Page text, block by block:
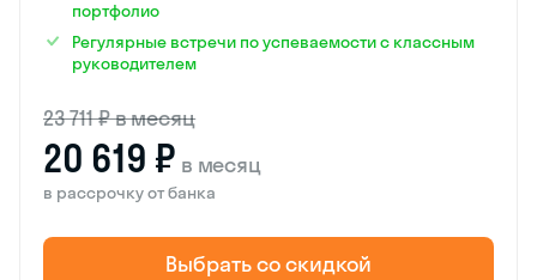
портфолио
Регулярные встречи по успеваемости с классным
руководителем
23 711 ₽ в месяц
20 619 ₽ в месяц
в рассрочку от банка
Выбрать со скидкой